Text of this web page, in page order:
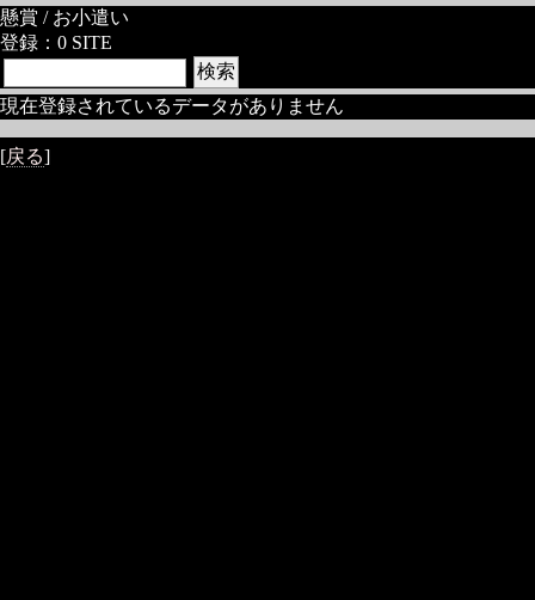
懸賞 / お小遣い
登録：0 SITE
現在登録されているデータがありません
[戻る]